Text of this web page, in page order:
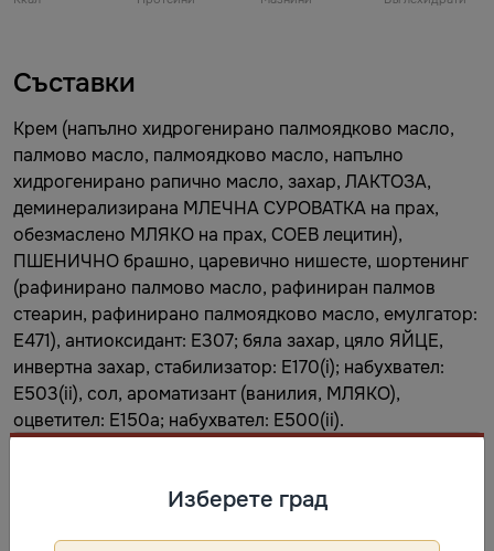
Съставки
Крем (напълно хидрогенирано палмоядково масло,
палмово масло, палмоядково масло, напълно
хидрогенирано рапично масло, захар, ЛАКТОЗА,
деминерализирана МЛЕЧНА СУРОВАТКА на прах,
обезмаслено МЛЯКО на прах, СОЕВ лецитин),
ПШЕНИЧНО брашно, царевично нишесте, шортенинг
(рафинирано палмово масло, рафиниран палмов
стеарин, рафинирано палмоядково масло, емулгатор:
E471), антиоксидант: E307; бяла захар, цяло ЯЙЦЕ,
инвертна захар, стабилизатор: E170(i); набухвател:
E503(ii), сол, ароматизант (ванилия, МЛЯКО),
оцветител: E150a; набухвател: E500(ii).
Съхранение
Изберете град